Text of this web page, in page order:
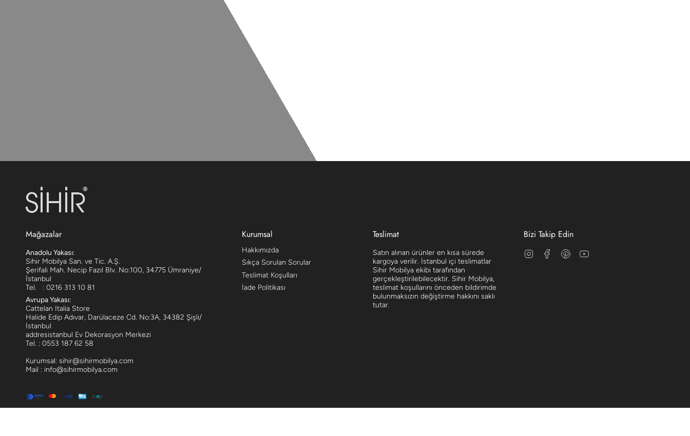
Mağazalar
Anadolu Yakası:
Sihir Mobilya San. ve Tic. A.Ş.
Şerifali Mah. Necip Fazıl Blv. No:100, 34775 Ümraniye/
İstanbul
Tel. : 0216 313 10 81
Avrupa Yakası:
Cattelan Italia Store
Halide Edip Adıvar, Darülaceze Cd. No:3A, 34382 Şişli/
İstanbul
addresistanbul Ev Dekorasyon Merkezi
Tel. : 0553 187 62 58
Kurumsal: sihir@sihirmobilya.com
Mail : info@sihirmobilya.com
Kurumsal
Hakkımızda
Sıkça Sorulan Sorular
Teslimat Koşulları
İade Politikası
Teslimat
Satın alınan ürünler en kısa sürede
kargoya verilir. İstanbul içi teslimatlar
Sihir Mobilya ekibi tarafından
gerçekleştirilebilecektir. Sihir Mobilya,
teslimat koşullarını önceden bildirimde
bulunmaksızın değiştirme hakkını saklı
tutar.
Bizi Takip Edin
InstagramFacebook
PinterestYouTube